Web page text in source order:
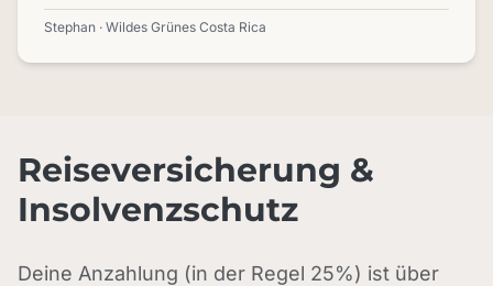
Stephan · Wildes Grünes Costa Rica
Reiseversicherung &
Insolvenzschutz
Deine Anzahlung (in der Regel 25%) ist über